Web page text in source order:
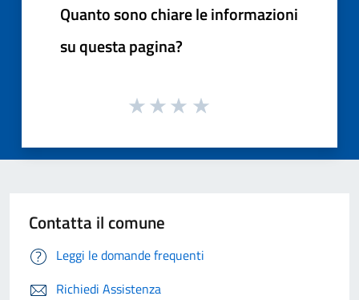
Quanto sono chiare le informazioni
su questa pagina?
Contatta il comune
Leggi le domande frequenti
Richiedi Assistenza